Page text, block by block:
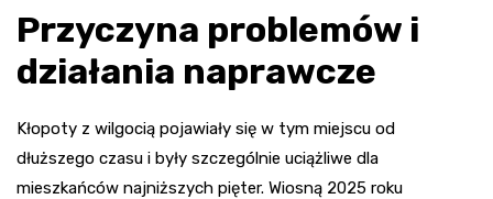
Przyczyna problemów i
działania naprawcze
Kłopoty z wilgocią pojawiały się w tym miejscu od
dłuższego czasu i były szczególnie uciążliwe dla
mieszkańców najniższych pięter. Wiosną 2025 roku